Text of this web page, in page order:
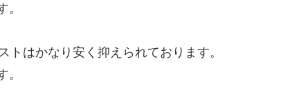
はかなり安く抑えられております。